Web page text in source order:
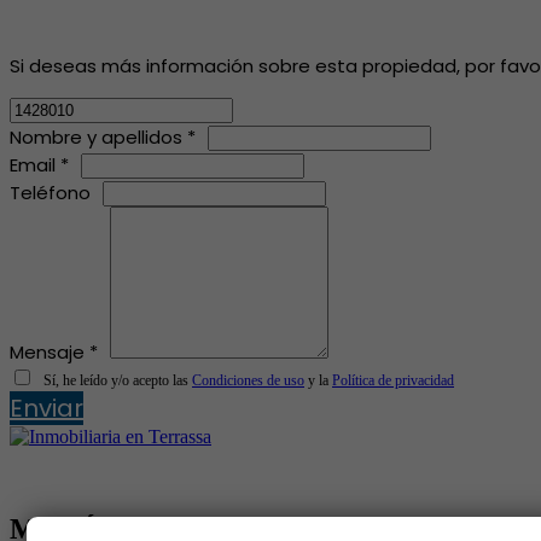
Si deseas más información sobre esta propiedad, por
Nombre y apellidos *
Email *
Teléfono
Mensaje *
Sí, he leído y/o acepto las Condiciones de uso y la Política de privacidad
Enviar
MENÚ